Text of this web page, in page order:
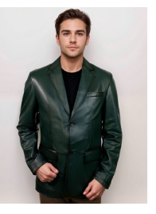
FAVORILERE EKLE
ÜRÜN İNCELE